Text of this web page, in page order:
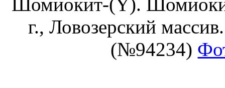
г., Ловозерский
(№94234)